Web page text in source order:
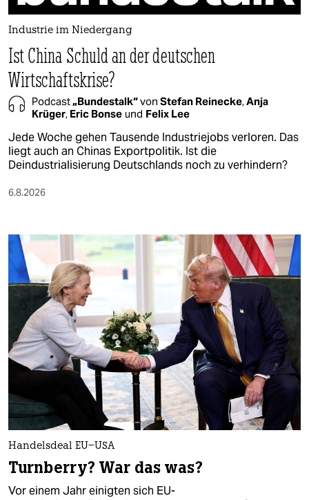
verlag
veranstaltungen
shop
fragen & hilfe
unterstützen
abo
genossenschaft
epaper login
Industrie im Niedergang
Ist China Schuld an der deutschen
Wirtschaftskrise?
Podcast„Bundestalk“von Stefan Reinecke,Anja
Krüger, Eric Bonse und Felix Lee
Jede Woche gehen Tausende Industriejobs verloren. Das
liegt auch an Chinas Exportpolitik. Ist die
Deindustrialisierung Deutschlands noch zu verhindern?
6.8.2026
Handelsdeal EU–USA
Turnberry? War das was?
Vor einem Jahr einigten sich EU-